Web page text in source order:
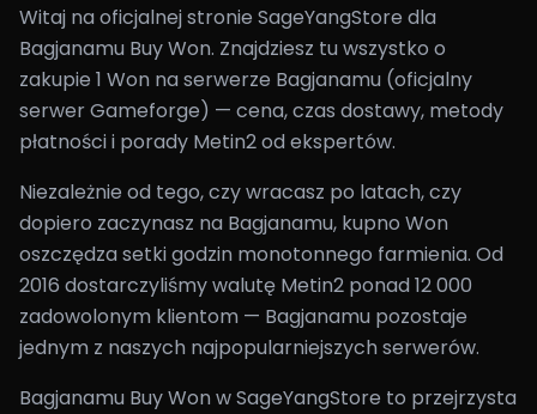
Witaj na oficjalnej stronie SageYangStore dla
Bagjanamu Buy Won. Znajdziesz tu wszystko o
zakupie 1 Won na serwerze Bagjanamu (oficjalny
serwer Gameforge) — cena, czas dostawy, metody
płatności i porady Metin2 od ekspertów.
Niezależnie od tego, czy wracasz po latach, czy
dopiero zaczynasz na Bagjanamu, kupno Won
oszczędza setki godzin monotonnego farmienia. Od
2016 dostarczyliśmy walutę Metin2 ponad 12 000
zadowolonym klientom — Bagjanamu pozostaje
jednym z naszych najpopularniejszych serwerów.
Bagjanamu Buy Won w SageYangStore to przejrzysta